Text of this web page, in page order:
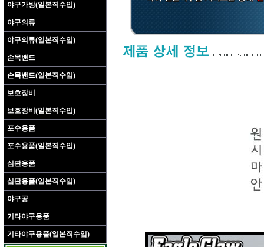
야구가방(일본직수입)
야구의류
야구의류(일본직수입)
손목밴드
손목밴드(일본직수입)
보호장비
보호장비(일본직수입)
포수용품
포수용품(일본직수입)
심판용품
심판용품(일본직수입)
야구공
기타야구용품
기타야구용품(일본직수입)